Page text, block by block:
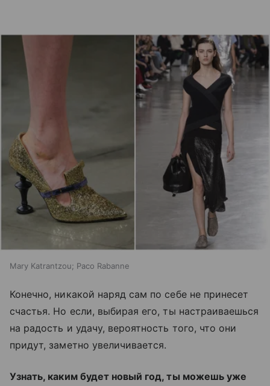
Mary Katrantzou; Paco Rabanne
Конечно, никакой наряд сам по себе не принесет
счастья. Но если, выбирая его, ты настраиваешься
на радость и удачу, вероятность того, что они
придут, заметно увеличивается.
Узнать, каким будет новый год, ты можешь уже